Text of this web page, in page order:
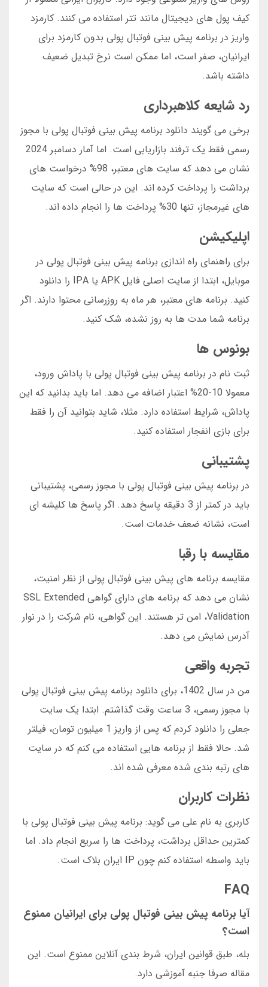
کیف پول های دیجیتال مانند تتر استفاده می کنند. کارمزد
واریز در برنامه پیش بینی فوتبال پولی بدون کارمزد برای
ایرانیان، صفر است، اما ممکن است نرخ تبدیل ضعیف
داشته باشد.
رد شایعه کلاهبرداری
برخی می گویند دانلود برنامه پیش بینی فوتبال پولی با مجوز
رسمی فقط یک ترفند بازاریابی است. اما آمار دسامبر 2024
نشان می دهد که سایت های معتبر، 98% درخواست های
برداشت را پرداخت کرده اند. این در حالی است که سایت
های غیرمجاز، تنها 30% پرداخت ها را انجام داده اند.
اپلیکیشن
برای راهنمای راه اندازی برنامه پیش بینی فوتبال پولی در
موبایل، ابتدا از سایت اصلی فایل APK یا IPA را دانلود
کنید. برنامه های معتبر، هر ماه به روزرسانی محتوا دارند. اگر
برنامه شما مدت ها به روز نشده، شک کنید.
بونوس ها
ثبت نام در برنامه پیش بینی فوتبال پولی با پاداش ورود،
معمولا 10-20% اعتبار اضافه می دهد. اما باید بدانید که این
پاداش، شرایط استفاده دارد. مثلا، شاید بتوانید آن را فقط
برای بازی انفجار استفاده کنید.
پشتیبانی
در برنامه پیش بینی فوتبال پولی با مجوز رسمی، پشتیبانی
باید در کمتر از 3 دقیقه پاسخ دهد. اگر پاسخ ها کلیشه ای
است، نشانه ضعف خدمات است.
مقایسه با رقبا
مقایسه برنامه های پیش بینی فوتبال پولی از نظر امنیت،
نشان می دهد که برنامه های دارای گواهی SSL Extended
Validation، امن تر هستند. این گواهی، نام شرکت را در نوار
آدرس نمایش می دهد.
تجربه واقعی
من در سال 1402، برای دانلود برنامه پیش بینی فوتبال پولی
با مجوز رسمی، 3 ساعت وقت گذاشتم. ابتدا یک سایت
جعلی را دانلود کردم که پس از واریز 1 میلیون تومان، فیلتر
شد. حالا فقط از برنامه هایی استفاده می کنم که در سایت
های رتبه بندی شده معرفی شده اند.
نظرات کاربران
کاربری به نام علی می گوید: برنامه پیش بینی فوتبال پولی با
کمترین حداقل برداشت، پرداخت ها را سریع انجام داد. اما
باید واسطه استفاده کنم چون IP ایران بلاک است.
FAQ
آیا برنامه پیش بینی فوتبال پولی برای ایرانیان ممنوع
است؟
بله، طبق قوانین ایران، شرط بندی آنلاین ممنوع است. این
مقاله صرفا جنبه آموزشی دارد.